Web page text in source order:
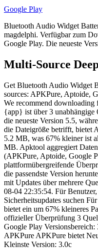
Google Play
Bluetooth Audio Widget
magdelphi. Verfügbar zum
Google Play. Die neueste
Multi-Source
Get Bluetooth Audio Widget
sources: APKPure, Aptoide,
We recommend downloading
{app} ist über 3 unabhängige
die neueste Version 5.5,
die Dateigröße betrifft, bietet
5.2 MB, was 67% kleiner ist
MB. Apktool aggregiert
(APKPure, Aptoide, Google
plattformübergreifende
die passendste Version
mit Updates über mehrere
08-04 22:35:54. Für
Sicherheitsupdates suchen
bietet ein um 67% kleineres
offizieller Überprüfung 3
Google Play
APKPure APKPure bietet
Kleinste Version: 3.0c